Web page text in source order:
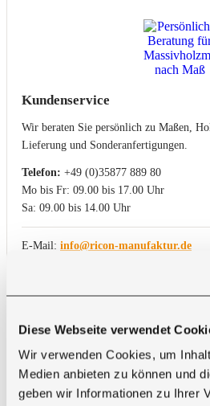
Diese Webseite verwendet
Wir verwenden Cookies, um
Medien anbieten zu können und
geben wir Informationen zu Ihrer
Kundenservice
Wir beraten Sie persönlich zu Maßen,
Lieferung und Sonderanfertigungen.
Telefon: +49 (0)35877 889 80
Mo bis Fr: 09.00 bis 17.00 Uhr
Sa: 09.00 bis 14.00 Uhr
E-Mail: info@ricon-manufaktur.de
Termin zur Beratung